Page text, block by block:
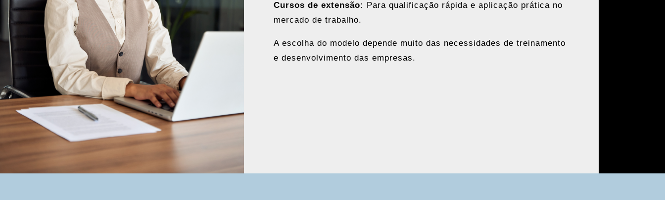
Cursos de extensão:
Para qualificação rápida e aplicação prática no
mercado de trabalho.
A escolha do modelo depende muito das necessidades de treinamento
e desenvolvimento das empresas.